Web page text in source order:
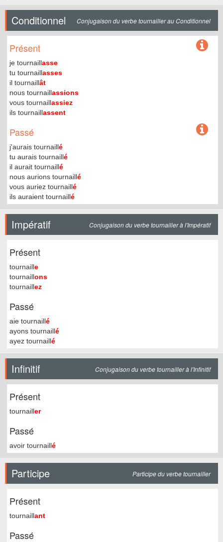
Conditionnel Conjugaison du verbe tournailler au Conditionnel
Présent
je tournaillasse
tu tournaillasses
il tournaillât
nous tournaillassions
vous tournaillassiez
ils tournaillassent
Passé
j'aurais tournaillé
tu aurais tournaillé
il aurait tournaillé
nous aurions tournaillé
vous auriez tournaillé
ils auraient tournaillé
Impératif Conjugaison du verbe tournailler à l'Impératif
Présent
tournaille
tournaillons
tournaillez
Passé
aie tournaillé
ayons tournaillé
ayez tournaillé
Infinitif Conjugaison du verbe tournailler à l'Infinitif
Présent
tournailler
Passé
avoir tournaillé
Participe Participe du verbe tournailler
Présent
tournaillant
Passé